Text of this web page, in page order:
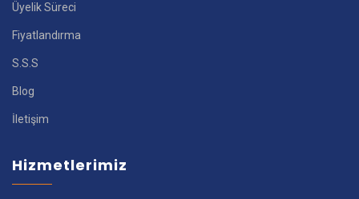
Üyelik Süreci
Fiyatlandırma
S.S.S
Blog
İletişim
Hizmetlerimiz